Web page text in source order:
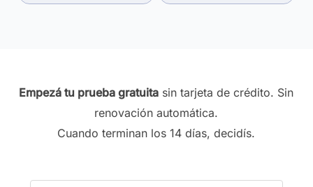
Empezá tu prueba gratuita sin tarjeta de crédito. Sin
renovación automática.
Cuando terminan los 14 días, decidís.